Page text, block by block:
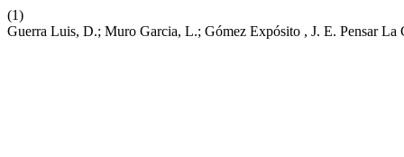
(1)
Guerra Luis, D.; Muro Garcia, L.; Gómez Expósito , J. E. Pensar